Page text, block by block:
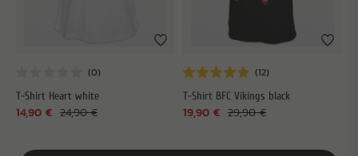
T-Shirt Heart white
24,90 €
14,90 €
T-Shirt BFC Vikings black
29,90 €
19,90 €